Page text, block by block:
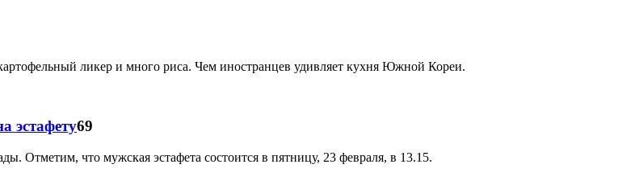
ликер и много риса. Чем иностранцев удивляет кухня Южной Кореи.
эстафету69
что мужская эстафета состоится в пятницу, 23 февраля, в 13.15.